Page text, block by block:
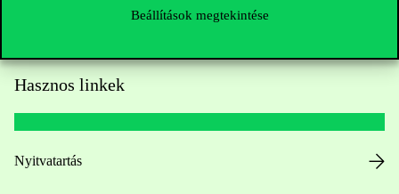
Beállítások megtekintése
Hasznos linkek
Nyitvatartás